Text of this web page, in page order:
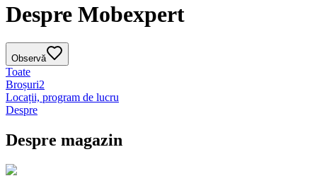
Despre Mobexpert
Observă
Toate
Broșuri2
Locații, program de lucru
Despre
Despre magazin